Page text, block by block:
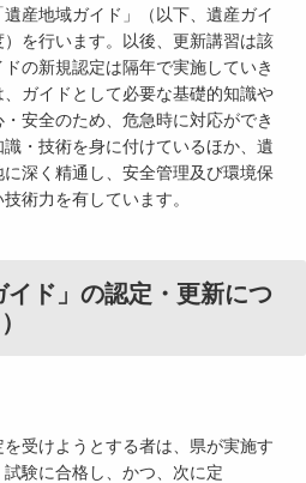
産地域ガイド」（以下、遺産ガイ
）を行います。以後、更新講習は該
の新規認定は隔年で実施していき
ガイドとして必要な基礎的知識や
安全のため、危急時に対応ができ
・技術を身に付けているほか、遺
深く精通し、安全管理及び環境保
術力を有しています。
イド」の認定・更新につ
けようとする者は、県が実施す
験に合格し、かつ、次に定